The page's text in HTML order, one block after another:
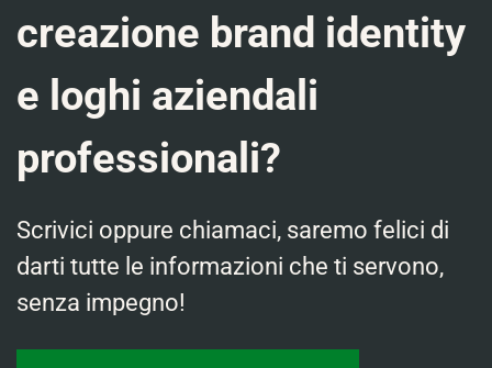
creazione brand identity
e loghi aziendali
professionali?
Scrivici oppure chiamaci, saremo felici di
darti tutte le informazioni che ti servono,
senza impegno!